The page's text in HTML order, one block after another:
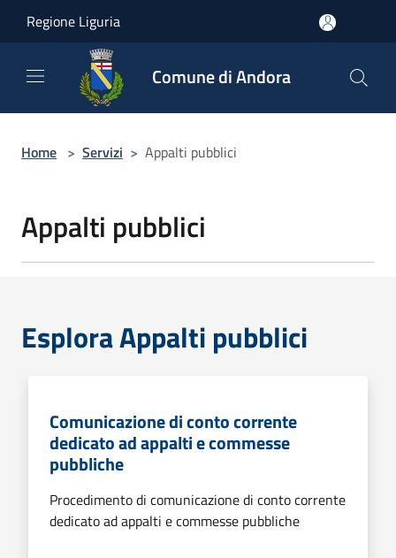
Regione Liguria
Comune di Andora
Home > Servizi > Appalti pubblici
Appalti pubblici
Esplora Appalti pubblici
Comunicazione di conto corrente
dedicato ad appalti e commesse
pubbliche
Procedimento di comunicazione di conto corrente
dedicato ad appalti e commesse pubbliche